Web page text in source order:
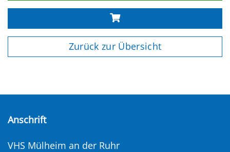
Zurück zur Übersicht
Anschrift
VHS Mülheim an der Ruhr